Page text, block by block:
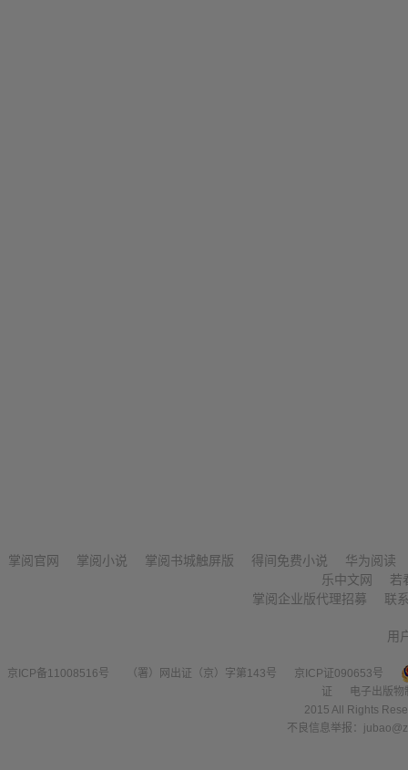
掌阅官网 掌阅小说 掌阅书城触屏版 得间免费小说
华为阅读
乐中文网
若
掌阅企业版代理招募
联
用
京ICP备11008516号 （署）网出证（京）字第143号
京ICP证090653号
证
电子出版
2015 All Rights
不良信息举报：